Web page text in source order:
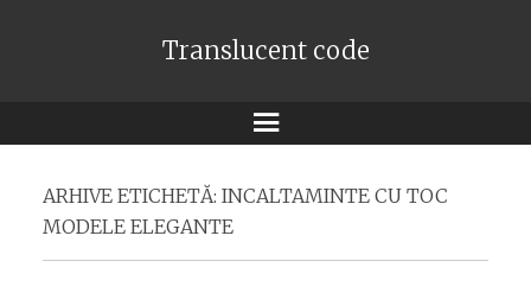
Translucent code
Meniu
ARHIVE ETICHETĂ: INCALTAMINTE CU TOC
MODELE ELEGANTE